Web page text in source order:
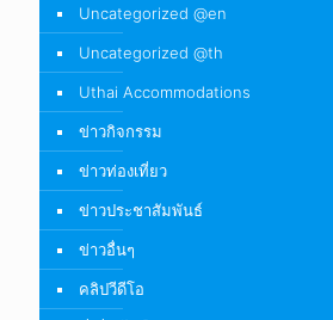
Uncategorized @en
Uncategorized @th
Uthai Accommodations
ข่าวกิจกรรม
ข่าวท่องเที่ยว
ข่าวประชาสัมพันธ์
ข่าวอื่นๆ
คลิปวีดีโอ